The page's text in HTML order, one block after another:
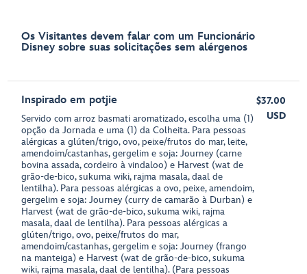
Os Visitantes devem falar com um Funcionário
Disney sobre suas solicitações sem alérgenos
Inspirado em potjie
Servido com arroz basmati aromatizado, escolha uma (1)
opção da Jornada e uma (1) da Colheita. Para pessoas
alérgicas a glúten/trigo, ovo, peixe/frutos do mar, leite,
amendoim/castanhas, gergelim e soja: Journey (carne
bovina assada, cordeiro à vindaloo) e Harvest (wat de
grão-de-bico, sukuma wiki, rajma masala, daal de
lentilha). Para pessoas alérgicas a ovo, peixe, amendoim,
gergelim e soja: Journey (curry de camarão à Durban) e
Harvest (wat de grão-de-bico, sukuma wiki, rajma
masala, daal de lentilha). Para pessoas alérgicas a
glúten/trigo, ovo, peixe/frutos do mar,
amendoim/castanhas, gergelim e soja: Journey (frango
na manteiga) e Harvest (wat de grão-de-bico, sukuma
wiki, rajma masala, daal de lentilha). (Para pessoas
$37.00
USD